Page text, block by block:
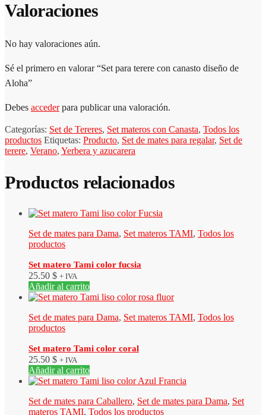
Valoraciones
No hay valoraciones aún.
Sé el primero en valorar “Set para terere con canasto diseño de
Aloha”
Debes accederpara publicar una valoración.
Categorías: Set de Tereres, Set materos con Canasta, Todos los
productos Etiquetas: Producto, Set de mates para regalar, Set de
terere, Verano, Yerbera y azucarera
Productos relacionados
Set de mates para Dama, Set materos TAMI, Todos los
productos
Set matero Tami color fucsia
25.50 $ + IVA
Añadir al carrito
Set de mates para Dama, Set materos TAMI, Todos los
productos
Set matero Tami color coral
25.50 $ + IVA
Añadir al carrito
Set de mates para Caballero, Set de mates para Dama, Set
materos TAMI, Todos los productos